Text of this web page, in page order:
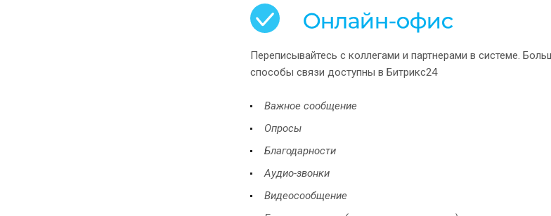
Переписывайтесь с коллегами и партнерами в системе.
способы связи доступны в Битрикс24
Важное сообщение
Опросы
Благодарности
Аудио-звонки
Видеосообщение